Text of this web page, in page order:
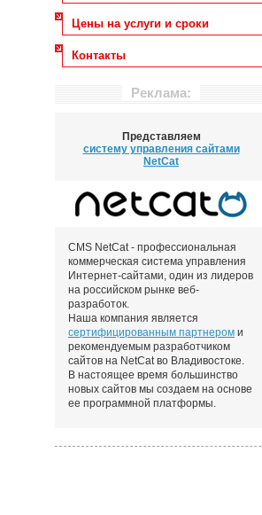
Цены на услуги и сроки
Контакты
Реклама:
Представляем
систему управления сайтами
NetCat
CMS NetCat - профессиональная
коммерческая система управления
Интернет-сайтами, один из лидеров
на российском рынке веб-
разработок.
Наша компания является
сертифицированным партнером и
рекомендуемым разработчиком
сайтов на NetCat во Владивостоке.
В настоящее время большинство
новых сайтов мы создаем на основе
ее программной платформы.